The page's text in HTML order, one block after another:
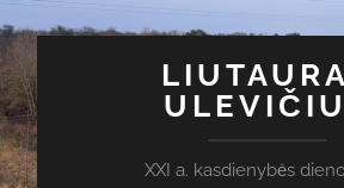
XXI a. kasdienybės